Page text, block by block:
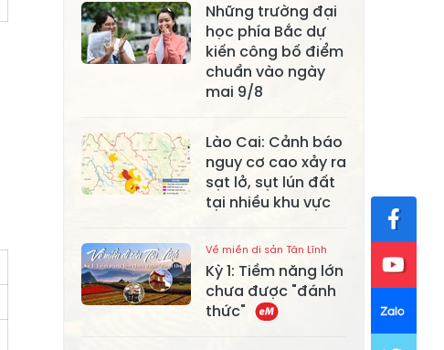
Xã Châu Quế
Xã Lâm Giang
Xã Đông
Cuông
Xã Tân Hợp
Xã Xuân Ái
Xã Mỏ Vàng
Xã Lâm
Thượng
Xã Lục Yên
Xã Tân Lĩnh
Xã Mường Lai
Xã Cảm Nhân
Xã Yên Thành
Xã Thác Bà
Những trường đại
học phía Bắc dự
kiến công bố điểm
chuẩn vào ngày
mai 9/8
Lào Cai: Cảnh báo
nguy cơ cao xảy ra
sạt lở, sụt lún đất
tại nhiều khu vực
Về miền di sản Tân Lĩnh
Kỳ 1: Tiềm năng lớn
chưa được "đánh
thức"